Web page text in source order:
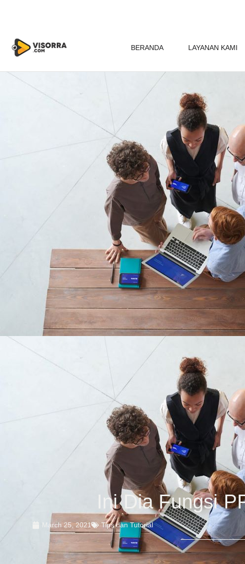
BERANDA LAYANAN KAMI
Ini Dia Fungsi
March 25, 2021 Tips dan Tutorial